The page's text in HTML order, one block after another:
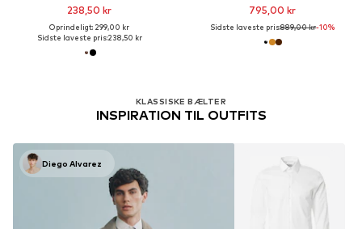
238,50 kr
Oprindeligt: 299,00 kr
Sidste laveste pris:238,50 kr
KLASSISKE BÆLTER
INSPIRATION TIL OUTFITS
Diego Alvarez
795,00 kr
Sidste laveste pris:889,00 kr-10%